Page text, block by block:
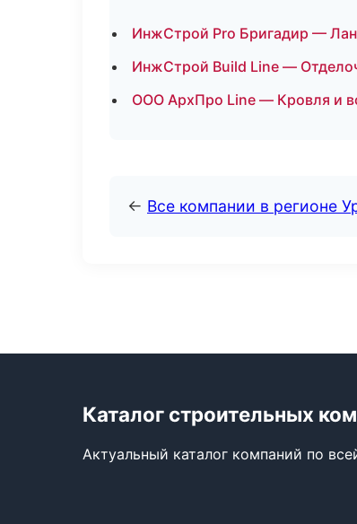
ИнжСтрой Pro Бригадир —
ИнжСтрой Build Line —
ООО АрхПро Line — Кровля и
← Все компании в регионе
Каталог строительных
Актуальный каталог компаний по